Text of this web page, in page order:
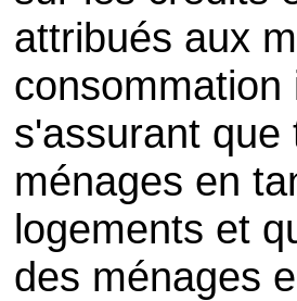
attribués aux
s'assurant
ménages en
logements et
des ménages